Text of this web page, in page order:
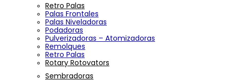
Retro Palas
Palas Frontales
Palas Niveladoras
Podadoras
Pulverizadoras – Atomizadoras
Remolques
Retro Palas
Rotary Rotovators
Sembradoras